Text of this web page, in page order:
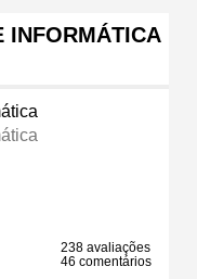
INFORMÁTICA
238 avaliações
46 comentários